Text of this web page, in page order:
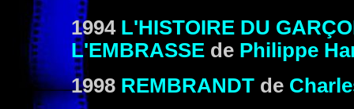
1994 L'HISTOIRE DU
L'EMBRASSE de Philippe
1998 REMBRANDT de